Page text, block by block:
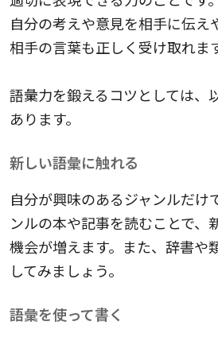
自分の考えや意見を相手に伝え
相手の言葉も正しく受け取れま
語彙力を鍛えるコツとしては、
あります。
新しい語彙に触れる
自分が興味のあるジャンルだけ
ンルの本や記事を読むことで、
機会が増えます。また、辞書や
してみましょう。
語彙を使って書く